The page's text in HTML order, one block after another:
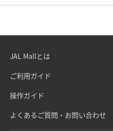
JAL Mallとは
ご利用ガイド
操作ガイド
よくあるご質問・お問い合わせ